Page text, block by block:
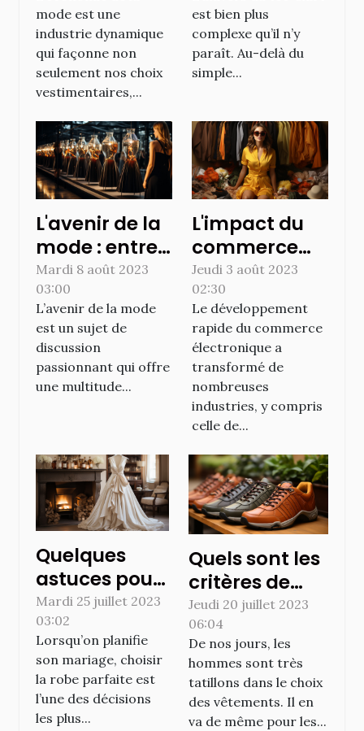
le commerce
mondial
mode est une
industrie dynamique
qui façonne non
seulement nos choix
vestimentaires,...
est bien plus
complexe qu’il n’y
paraît. Au-delà du
simple...
L'avenir de la
mode : entre
technologie
et durabilité
Mardi 8 août 2023
03:00
L’avenir de la mode
est un sujet de
discussion
passionnant qui offre
une multitude...
L'impact du
commerce
électronique
sur l'industrie
de la mode
Jeudi 3 août 2023
02:30
Le développement
rapide du commerce
électronique a
transformé de
nombreuses
industries, y compris
celle de...
Quelques
astuces pour
bien choisir la
robe de
mariée de
vos rêves
Mardi 25 juillet 2023
03:02
Lorsqu’on planifie
son mariage, choisir
la robe parfaite est
l’une des décisions
les plus...
Quels sont les
critères de
choix des
chaussures
confortables ?
Jeudi 20 juillet 2023
06:04
De nos jours, les
hommes sont très
tatillons dans le choix
des vêtements. Il en
va de même pour les...